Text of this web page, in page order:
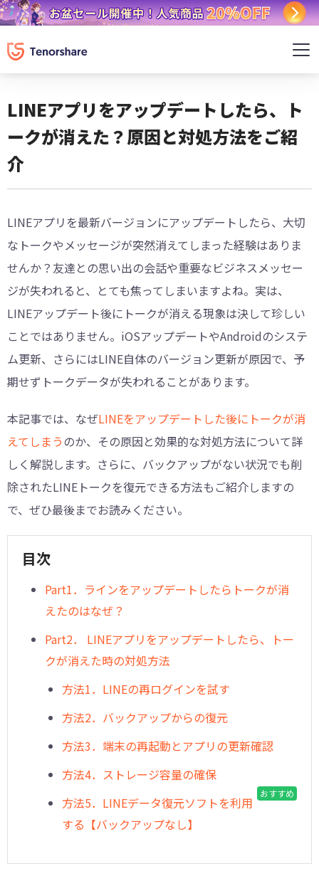
LINEアプリをアップデートしたら、ト
ークが消えた？原因と対処方法をご紹
介
LINEアプリを最新バージョンにアップデートしたら、大切
なトークやメッセージが突然消えてしまった経験はありま
せんか？友達との思い出の会話や重要なビジネスメッセー
ジが失われると、とても焦ってしまいますよね。実は、
LINEアップデート後にトークが消える現象は決して珍しい
ことではありません。iOSアップデートやAndroidのシステ
ム更新、さらにはLINE自体のバージョン更新が原因で、予
期せずトークデータが失われることがあります。
本記事では、なぜLINEをアップデートした後にトークが消
えてしまう のか、その原因と効果的な対処方法について詳
しく解説します。さらに、バックアップがない状況でも削
除されたLINEトークを復元できる方法もご紹介しますの
で、ぜひ最後までお読みください。
目次
Part1．ラインをアップデートしたらトークが消
えたのはなぜ？
Part2． LINEアプリをアップデートしたら、トー
クが消えた時の対処方法
方法1．LINEの再ログインを試す
方法2．バックアップからの復元
方法3．端末の再起動とアプリの更新確認
方法4．ストレージ容量の確保
方法5．LINEデータ復元ソフトを利用
する【バックアップなし】
おすすめ